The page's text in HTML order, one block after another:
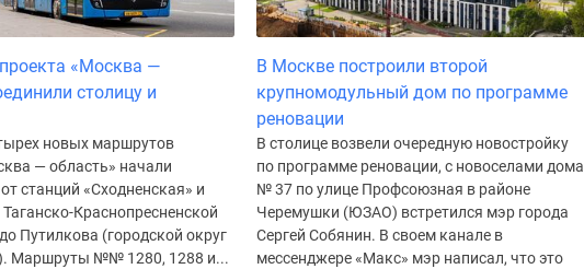
«Москва —
столицу и
новых маршрутов
— область» начали
станций «Сходненская» и
Краснопресненской
Путилкова (городской округ
Маршруты №№ 1280, 1288 и...
В Москве построили второй
крупномодульный дом по программе
реновации
В столице возвели очередную новостройку
по программе реновации, с новоселами дома
№ 37 по улице Профсоюзная в районе
Черемушки (ЮЗАО) встретился мэр города
Сергей Собянин. В своем канале в
мессенджере «Макс» мэр написал, что это